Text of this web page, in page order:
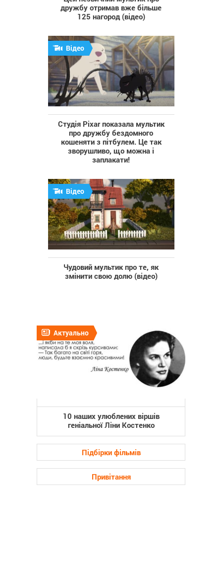
дружбу отримав вже більше
125 нагород (відео)
Відео
Студія Pixar показала мультик
про дружбу бездомного
кошеняти з пітбулем. Це так
зворушливо, що можна і
заплакати!
Відео
Чудовий мультик про те, як
змінити свою долю (відео)
Актуально
10 наших улюблених віршів
геніальної Ліни Костенко
Підбірки фільмів
Привітання